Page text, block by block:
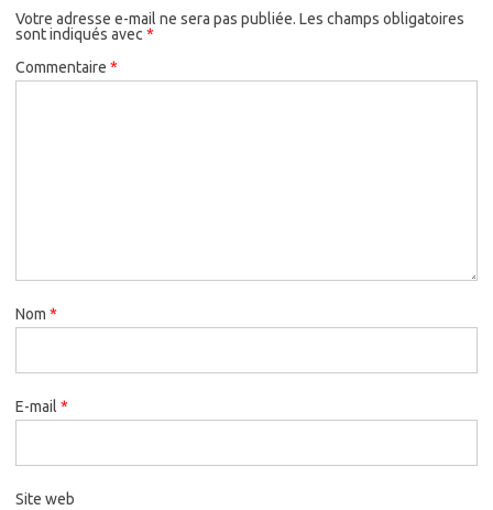
Votre adresse e-mail ne sera pas publiée. Les champs obligatoires
sont indiqués avec*
Commentaire *
Nom *
E-mail *
Site web